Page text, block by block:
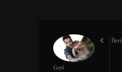
Geri
İleri